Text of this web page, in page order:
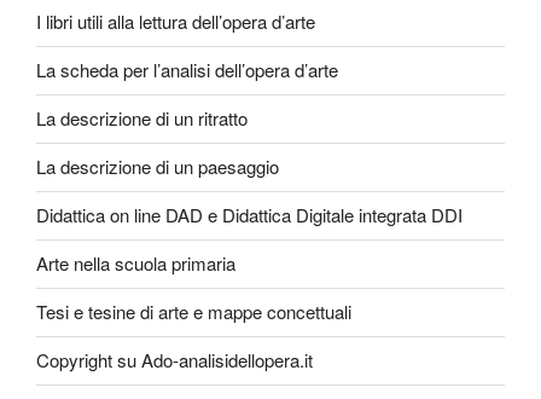
I libri utili alla lettura dell’opera d’arte
La scheda per l’analisi dell’opera d’arte
La descrizione di un ritratto
La descrizione di un paesaggio
Didattica on line DAD e Didattica Digitale integrata DDI
Arte nella scuola primaria
Tesi e tesine di arte e mappe concettuali
Copyright su Ado-analisidellopera.it